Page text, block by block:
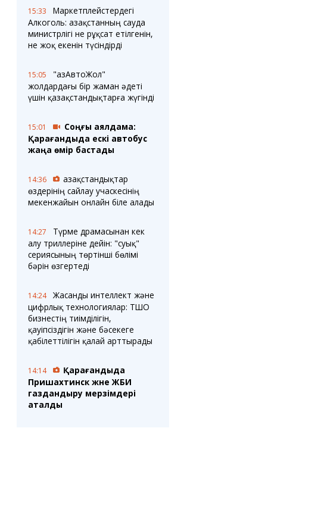
15:33
Маркетплейстердегі
Алкоголь: Қазақстанның сауда
министрлігі не рұқсат етілгенін,
не жоқ екенін түсіндірді
15:05
"ҚазАвтоЖол"
жолдардағы бір жаман әдеті
үшін қазақстандықтарға жүгінді
15:01
Соңғы аялдама:
Қарағандыда ескі автобус
жаңа өмір бастады
14:36
Қазақстандықтар
өздерінің сайлау учаскесінің
мекенжайын онлайн біле алады
14:27
Түрме драмасынан кек
алу триллеріне дейін: "суық"
сериясының төртінші бөлімі
бәрін өзгертеді
14:24
Жасанды интеллект және
цифрлық технологиялар: ТШО
бизнестің тиімділігін,
қауіпсіздігін және бәсекеге
қабілеттілігін қалай арттырады
14:14
Қарағандыда
Пришахтинск және ЖБИ
газдандыру мерзімдері
аталды